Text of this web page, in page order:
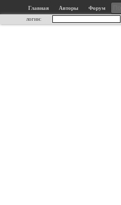
Главная Авторы
Форум
логин: